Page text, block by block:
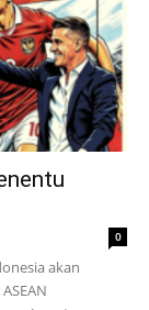
0
akan